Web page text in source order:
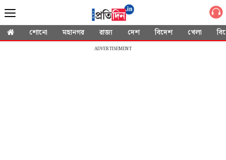
শোনো মহানগর রাজ্য দেশ বিদেশ খেলা
ADVERTISEMENT